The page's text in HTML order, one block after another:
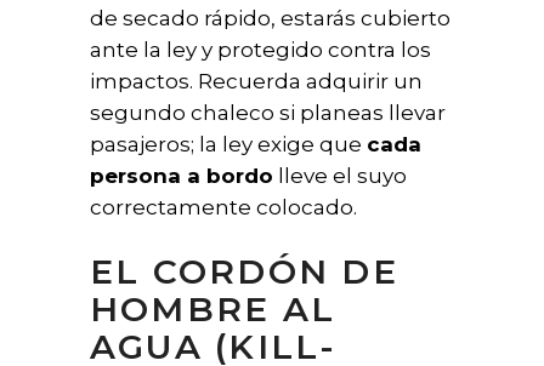
de secado rápido, estarás cubierto
ante la ley y protegido contra los
impactos. Recuerda adquirir un
segundo chaleco si planeas llevar
pasajeros; la ley exige que cada
persona a bordo lleve el suyo
correctamente colocado.
EL CORDÓN DE
HOMBRE AL
AGUA (KILL-